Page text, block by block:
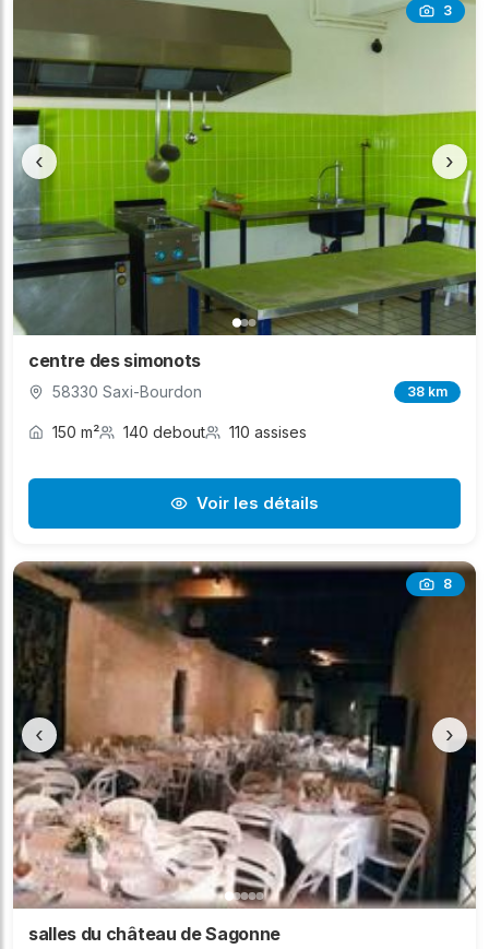
3
‹ ›
centre des simonots
58330 Saxi-Bourdon 38 km
150 m² 140 debout 110 assises
Voir les détails
8
‹ ›
salles du château de Sagonne